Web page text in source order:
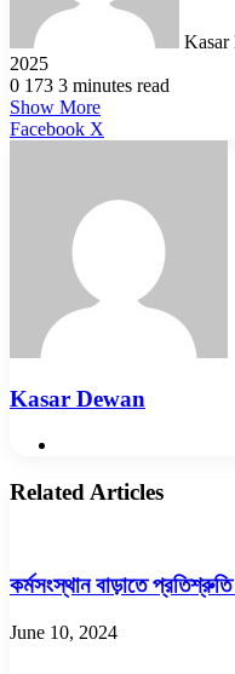
Kasar
2025
0 173 3 minutes read
Show More
Facebook X
Kasar Dewan
Related Articles
কর্মসংস্থান বাড়াতে
June 10, 2024